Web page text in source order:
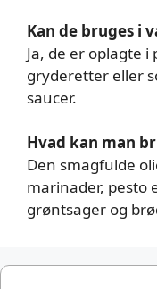
Kan de bruges i
Ja, de er oplagte i
gryderetter eller
saucer.
Hvad kan man
Den smagfulde
marinader, pesto
grøntsager og